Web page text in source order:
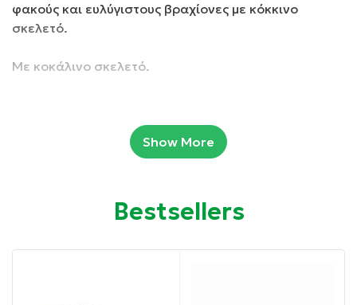
φακούς και ευλύγιστους βραχίονες με κόκκινο
σκελετό.
Με κοκάλινο σκελετό.
Κατάλληλα για διάβασμα.
Με εύκαμπτους βραχίονες για μεγαλύτερη άνεση.
Show More
Bestsellers